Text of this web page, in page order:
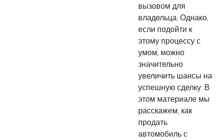
вызовом для
владельца. Однако,
если подойти к
этому процессу с
умом, можно
значительно
увеличить шансы на
успешную сделку. В
этом материале мы
расскажем, как
продать
автомобиль с